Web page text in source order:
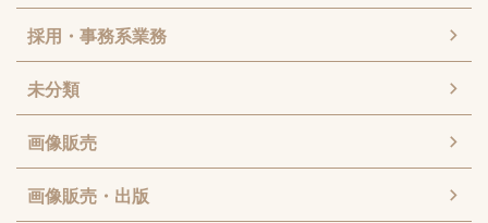
採用・事務系業務
未分類
画像販売
画像販売・出版